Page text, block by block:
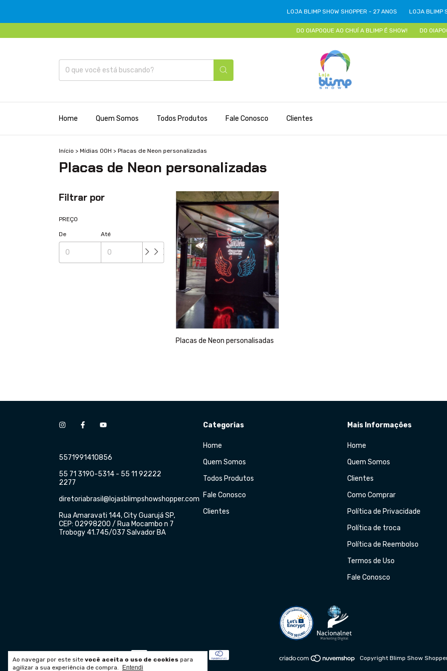
LOJA BLIMP SHOW SHOPPER - 27 ANOS LOJA BLIMP
DO OIAPOQUE AO CHUÍ A BLIMP É SHOW! DO
Home Quem Somos Todos Produtos Fale Conosco Clientes
Ao navegar por este site você aceita o uso de cookies para
agilizar a sua experiência de compra.
Entendi
Início > Mídias OOH > Placas de Neon personalizadas
Placas de Neon personalizadas
Filtrar por
PREÇO
De Até
Placas de Neon personalisadas
5571991410856
55 71 3190-5314 - 55 11 92222
2277
diretoriabrasil@lojasblimpshowshopper.com
Rua Amaravati 144, City Guarujá SP,
CEP: 02998200 / Rua Mocambo n 7
Trobogy 41.745/037 Salvador BA
Categorias
Home
Quem Somos
Todos Produtos
Fale Conosco
Clientes
Mais Informações
Home
Quem Somos
Clientes
Como Comprar
Política de Privacidade
Política de troca
Política de Reembolso
Termos de Uso
Fale Conosco
Meios de pagamento Copyright Blimp Show